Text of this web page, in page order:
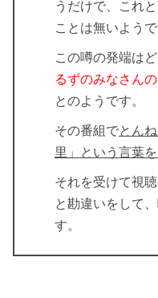
うだけで、これ
ことは無いようで
この噂の発端は
るずのみなさん
とのようです。
その番組でとん
里」
という言葉
それを受けて視
と勘違いをして
す。